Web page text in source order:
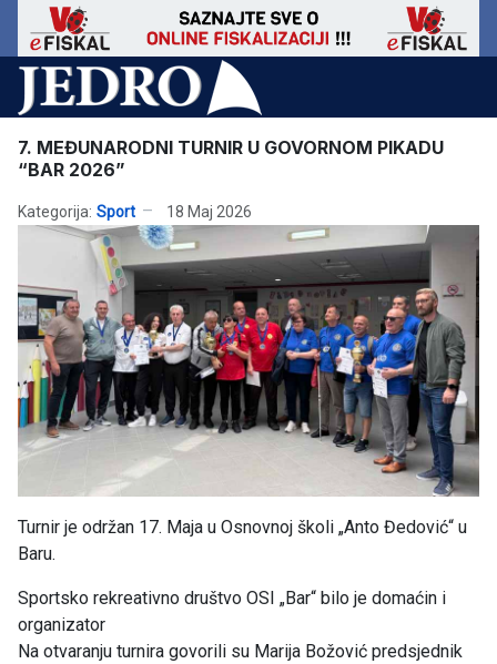
7. MEĐUNARODNI TURNIR U GOVORNOM PIKADU
“BAR 2026”
Kategorija: Sport 18 Maj 2026
Turnir je održan 17. Maja u Osnovnoj školi „Anto Đedović“ u
Baru.
Sportsko rekreativno društvo OSI „Bar“ bilo je domaćin i
organizator
Na otvaranju turnira govorili su Marija Božović predsjednik